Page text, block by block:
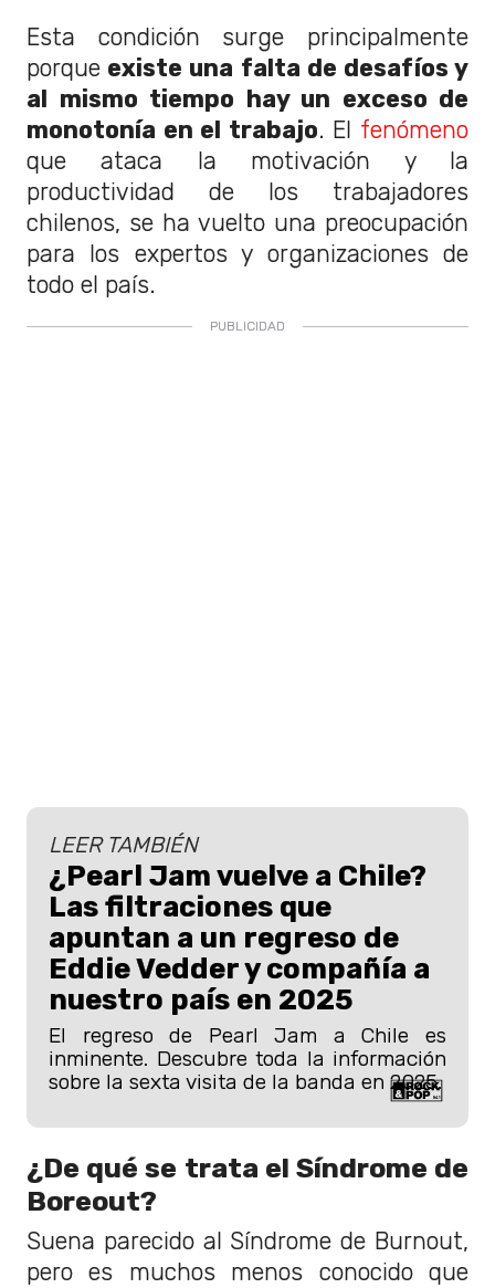
Esta condición surge principalmente
porque existe una falta de desafíos y
al mismo tiempo hay un exceso de
monotonía en el trabajo. El fenómeno
que ataca la motivación y la
productividad de los trabajadores
chilenos, se ha vuelto una preocupación
para los expertos y organizaciones de
todo el país.
LEER TAMBIÉN
¿Pearl Jam vuelve a Chile?
Las filtraciones que
apuntan a un regreso de
Eddie Vedder y compañía a
nuestro país en 2025
El regreso de Pearl Jam a Chile es
inminente. Descubre toda la información
sobre la sexta visita de la banda en 2025.
¿De qué se trata el Síndrome de
Boreout?
Suena parecido al Síndrome de Burnout,
pero es muchos menos conocido que